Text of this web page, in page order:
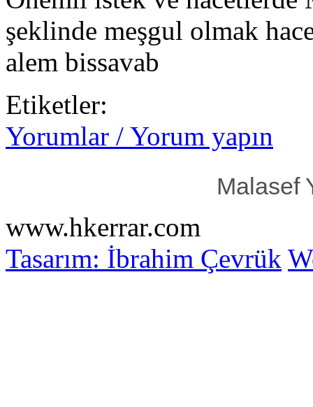
şeklinde meşgul olmak
alem bissavab
Etiketler:
Yorumlar / Yorum yapın
Malasef
www.hkerrar.com
Tasarım: İbrahim Çevrük